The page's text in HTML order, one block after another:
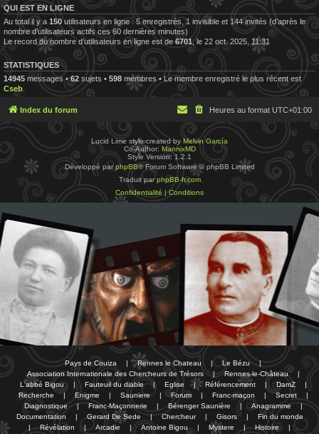
QUI EST EN LIGNE
Au total il y a 150utilisateurs en ligne : 5 enregistrés, 1 invisible et 144 invités (d’après le
nombre d’utilisateurs actifs ces 60 dernières minutes)
Le record du nombre d’utilisateurs en ligne est de6701, le 22 oct. 2025, 11:31
STATISTIQUES
14945 messages •62 sujets • 598 membres • Le membre enregistré le plus récent est
Cseb
Index du forum Heures au format UTC+01:00
Lucid Lime style created by Melvin García
Co-Author: MannixMD
Style Version: 1.2.1
Développé parphpBB® Forum Software © phpBB Limited
Traduit parphpBB-fr.com
Confidentialité |Conditions
Pays de Couiza | Rennes le Chateau | Le Bézu
|
Association Internationale des Chercheurs de Trésors
| Rennes-le-Château
|
L'abbé Bigou
| Fauteuil du diable | Eglise | Référencement | DamZ
|
Recherche
| Enigme | Sauniere | Forum | Franc-maçon | Secret
|
Diagnostique
| Franc-Maçonnerie | Bérenger Saunière | Anagramme
|
Documentation
| Gerard De Sede | Chercheur | Gisors |
Fin du monde
|
Révélation | Arcadie | Antoine Bigou | Mystere | Histoire |